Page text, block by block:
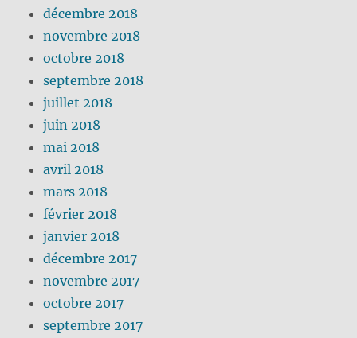
décembre 2018
novembre 2018
octobre 2018
septembre 2018
juillet 2018
juin 2018
mai 2018
avril 2018
mars 2018
février 2018
janvier 2018
décembre 2017
novembre 2017
octobre 2017
septembre 2017